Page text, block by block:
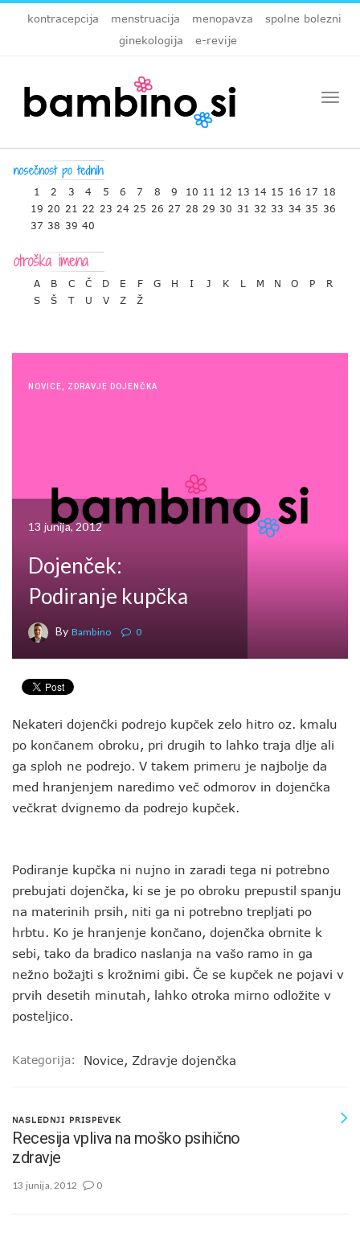
kontracepcija menstruacija menopavza
spolne bolezni
ginekologija
e-revije
1 2 3 4 5 6 7 8 9 10 11 12 13 14 15 16 17 18
19 20 21 22 23 24 25 26 27 28 29 30 31 32 33 34 35 36
37 38 39 40
A B C Č D E F G H I J K L M N O P
R
S
Š T U V Z Ž
NOVICE ZDRAVJE DOJENČKA
13 junija, 2012
Dojenček:
Podiranje kupčka
By Bambino 0
Nekateri dojenčki podrejo kupček zelo hitro oz. kmalu
po končanem obroku, pri drugih to lahko traja dlje ali
ga sploh ne podrejo. V takem primeru je najbolje da
med hranjenjem naredimo več odmorov in dojenčka
večkrat dvignemo da podrejo kupček.
Podiranje kupčka ni nujno in zaradi tega ni potrebno
prebujati dojenčka, ki se je po obroku prepustil spanju
na materinih prsih, niti ga ni potrebno trepljati po
hrbtu. Ko je hranjenje končano, dojenčka obrnite k
sebi, tako da bradico naslanja na vašo ramo in ga
nežno božajti s krožnimi gibi. Če se kupček ne pojavi v
prvih desetih minutah, lahko otroka mirno odložite v
posteljico.
Kategorija: Novice, Zdravje dojenčka
NASLEDNJI PRISPEVEK
Recesija vpliva na moško psihično
zdravje
13 junija, 2012 0